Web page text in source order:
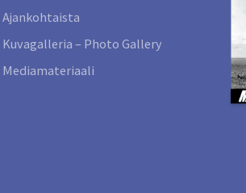
Ajankohtaista
Kuvagalleria – Photo Gallery
Mediamateriaali